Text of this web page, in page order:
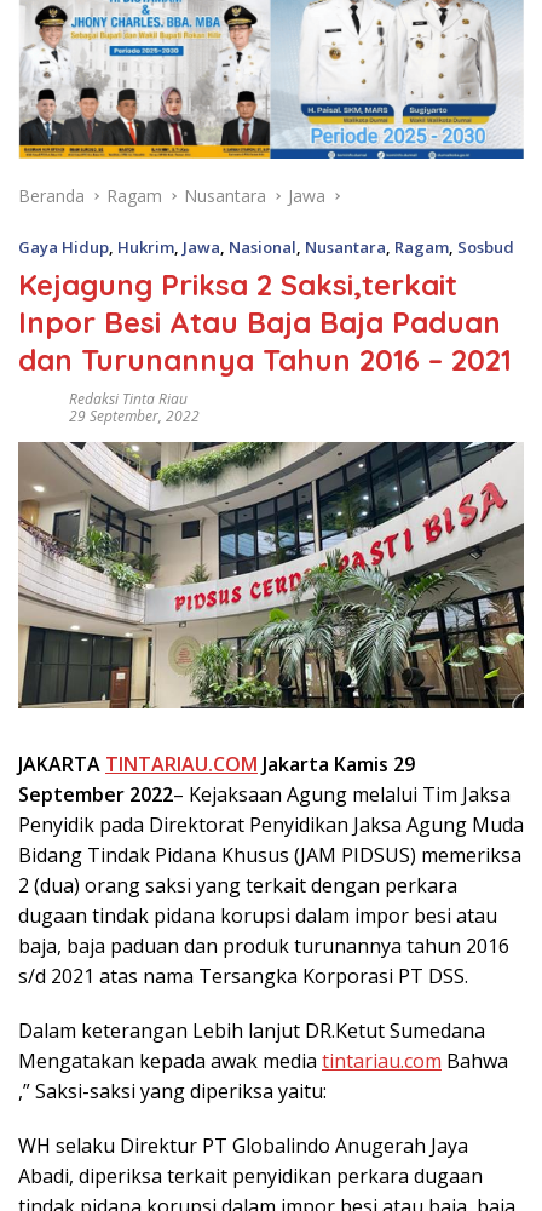
Beranda Ragam Nusantara Jawa
Gaya Hidup Hukrim Jawa Nasional Nusantara Ragam Sosbud
Kejagung Priksa 2 Saksi,terkait
Inpor Besi Atau Baja Baja Paduan
dan Turunannya Tahun 2016 – 2021
Redaksi Tinta Riau
29 September, 2022
JAKARTA TINTARIAU.COM Jakarta Kamis 29
September 2022– Kejaksaan Agung melalui Tim Jaksa
Penyidik pada Direktorat Penyidikan Jaksa Agung Muda
Bidang Tindak Pidana Khusus (JAM PIDSUS) memeriksa
2 (dua) orang saksi yang terkait dengan perkara
dugaan tindak pidana korupsi dalam impor besi atau
baja, baja paduan dan produk turunannya tahun 2016
s/d 2021 atas nama Tersangka Korporasi PT DSS.
Dalam keterangan Lebih lanjut DR.Ketut Sumedana
Mengatakan kepada awak media tintariau.com Bahwa
,” Saksi-saksi yang diperiksa yaitu:
WH selaku Direktur PT Globalindo Anugerah Jaya
Abadi, diperiksa terkait penyidikan perkara dugaan